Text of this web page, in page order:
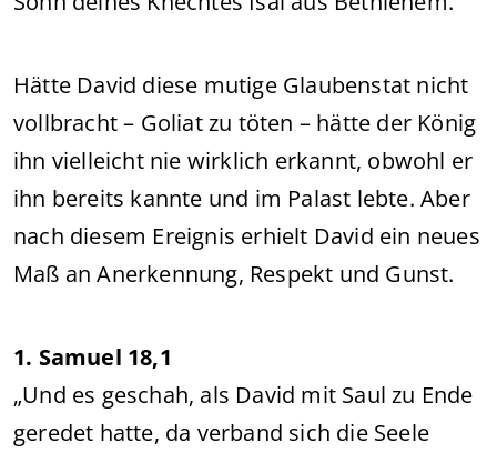
Hätte David diese mutige Glaubenstat nicht
vollbracht – Goliat zu töten – hätte der König
ihn vielleicht nie wirklich erkannt, obwohl er
ihn bereits kannte und im Palast lebte. Aber
nach diesem Ereignis erhielt David ein neues
Maß an Anerkennung, Respekt und Gunst.
1. Samuel 18,1
„Und es geschah, als David mit Saul zu Ende
geredet hatte, da verband sich die Seele